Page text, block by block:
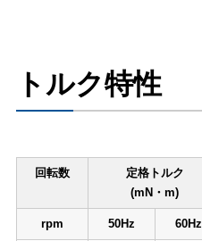
トルク特性
回転数
定格トルク
(mN・m)
rpm 50Hz 60Hz